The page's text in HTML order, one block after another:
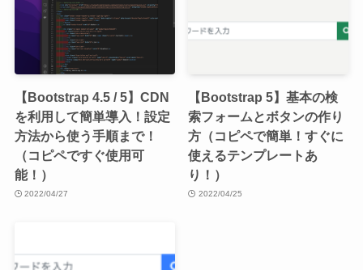
【Bootstrap 4.5 / 5】CDN
を利用して簡単導入！設定
方法から使う手順まで！
（コピペですぐ使用可
能！）
2022/04/27
【Bootstrap 5】基本の検
索フォームとボタンの作り
方（コピペで簡単！すぐに
使えるテンプレートあ
り！）
2022/04/25